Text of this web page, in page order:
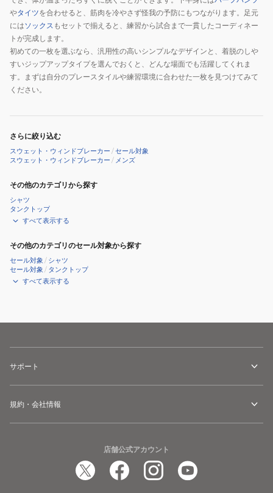
やタイツを合わせると、筋肉を冷やさず怪我の予防にもつながります。足元
にはソックス もセットで揃えると、練習から試合まで一貫したコーディネー
トが完成します。
初めての一枚を選ぶなら、汎用性の高いシンプルなデザインと、着脱のしや
すいジップアップタイプを選んでおくと、どんな場面でも活躍してくれま
す。まずは自分のプレースタイルや練習環境に合わせた一枚を見つけてみて
ください。
さらに絞り込む
スウェット・ウィンドブレーカー /セール対象
スウェット・ウィンドブレーカー / メンズ
その他のカテゴリから探す
シャツ
タンクトップ
すべて表示する
その他のカテゴリのセール対象から探す
セール対象 / シャツ
セール対象 / タンクトップ
すべて表示する
サポート
規約・会社情報
店舗公式アカウント